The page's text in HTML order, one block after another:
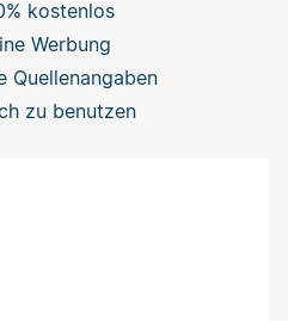
kostenlos
Werbung
Quellenangaben
zu benutzen